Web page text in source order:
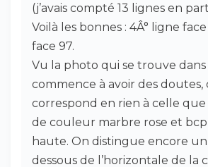
(j’avais compté 13 lignes en
Voilà les bonnes : 4Â° ligne
face 97.
Vu la photo qui se trouve
commence à avoir des doutes,
correspond en rien à celle que
de couleur marbre rose et
haute. On distingue encore
dessous de l’horizontale de la